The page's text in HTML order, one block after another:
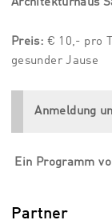
Preis: € 10,- pro
gesunder Jause
Anmeldung
Ein Programm
Partner